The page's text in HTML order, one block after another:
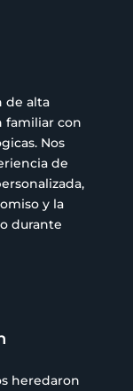
de alta
familiar con
Nos
de
y la
durante
heredaron